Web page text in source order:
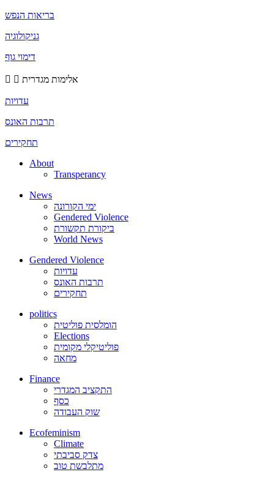
בריאות הנפש
גניקולוגיה
דימוי גוף
אלימות מגדרית
עדויות
תרבות האונס
תחקירים
About
Transperancy
News
ימי הקורונה
Gendered Violence
ביקורת תקשורת
World News
Gendered Violence
עדויות
תרבות האונס
תחקירים
politics
הומלסית פוליטית
Elections
פוליטיקלי מקומית
מחאה
Finance
התקציב המגדרי
כסף
שוק העבודה
Ecofeminism
Climate
צדק סביבתי
מתלבשת טוב